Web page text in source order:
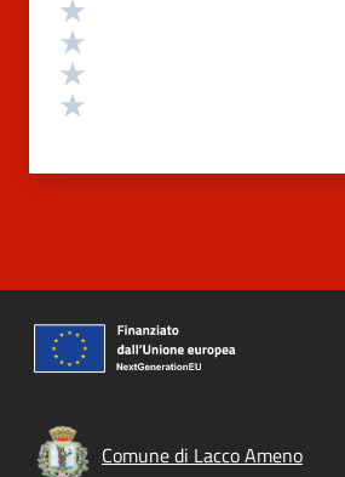
Comune di Lacco Ameno